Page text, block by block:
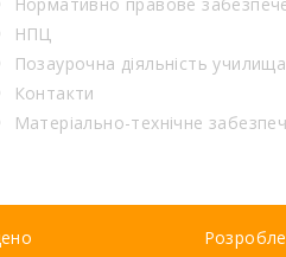
НПЦ
Позаурочна діяльність училища
Контакти
Матеріально-технічне